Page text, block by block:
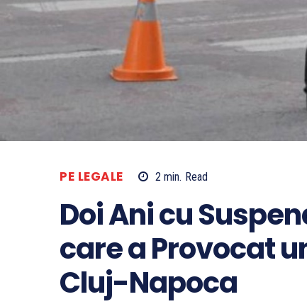
PE LEGALE 2 min. Read
Doi Ani cu
care a Provocat
Cluj-Napoca